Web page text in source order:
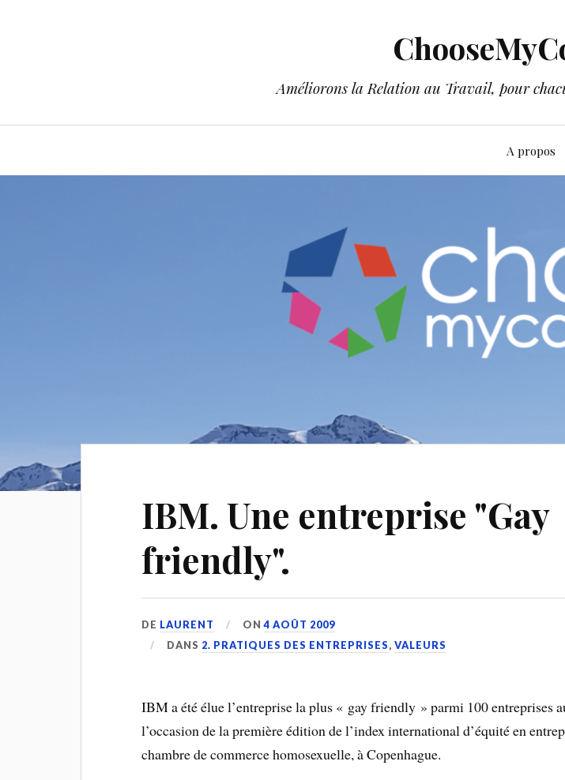
Améliorons la Relation au Travail, pour
A propos
IBM. Une entreprise "Gay
friendly".
DE LAURENT ON4 AOÛT 2009
DANS 2. PRATIQUES DES ENTREPRISES,VALEURS
IBM a été élue l’entreprise la plus « gay friendly » parmi 100 entreprises
l’occasion de la première édition de l’index international d’équité en
chambre de commerce homosexuelle, à Copenhague.